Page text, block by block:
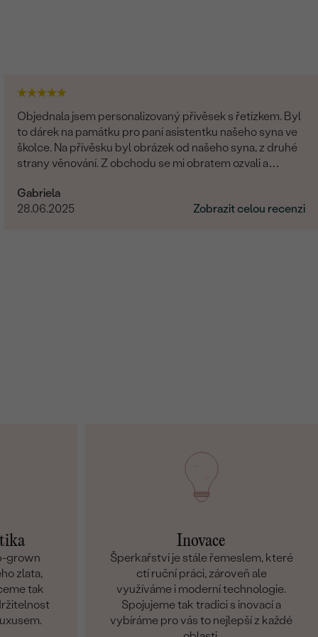
Objednala jsem personalizovaný přívěsek s řetízkem. Byl
to dárek na památku pro paní asistentku našeho syna ve
školce. Na přívěsku byl obrázek od našeho syna, z druhé
strany věnování. Z obchodu se mi obratem ozvali a
nádherný, udělal velikou radost, je originální a opravdová
památka. Jednání s paní po e-mailu bylo rychlé a
Gabriela
28.06.2025
Zobrazit celou recenzi
grown
zlata,
tak
Inovace
Šperkařství je stále řemeslem, které
ctí ruční práci, zároveň ale
využíváme i moderní technologie.
Spojujeme tak tradici s inovací a
vybíráme pro vás to nejlepší z každé